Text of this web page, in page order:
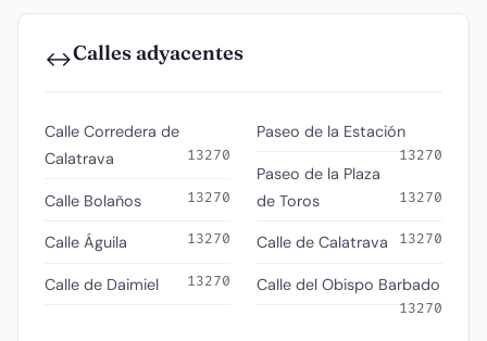
↔️Calles adyacentes
Calle Corredera de
Calatrava
13270
Calle Bolaños 13270
Calle Águila 13270
Calle de Daimiel 13270
Paseo de la Estación
13270
Paseo de la Plaza
de Toros
13270
Calle de Calatrava 13270
Calle del Obispo Barbado
13270